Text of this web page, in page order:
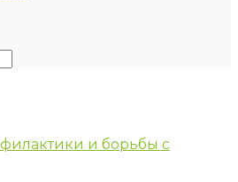
и борьбы с